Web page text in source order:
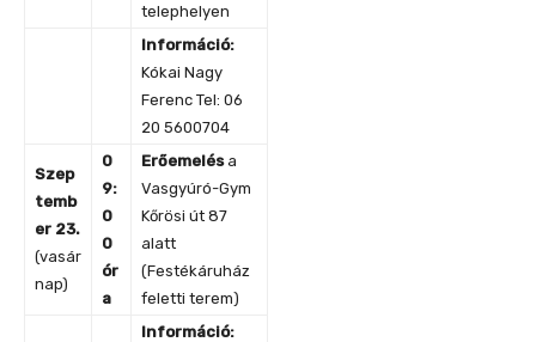
telephelyen
Információ:
Kókai Nagy
Ferenc Tel: 06
20 5600704
Szep
temb
er 23.
(vasár
nap)
0
9:
0
0
ór
a
Erőemelésa
Vasgyúró-Gym
Kőrösi út 87
alatt
(Festékáruház
feletti terem)
Információ: